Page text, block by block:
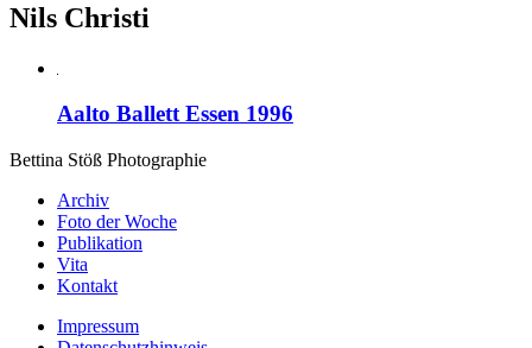
Nils Christi
Aalto Ballett Essen 1996
Bettina Stöß Photographie
Archiv
Foto der Woche
Publikation
Vita
Kontakt
Impressum